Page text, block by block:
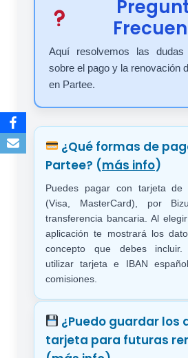
Aquí resolvemos las
sobre el pago y la renovación
en Partee.
¿Qué formas de
Partee? (más info)
Puedes pagar con tarjeta
(Visa, MasterCard), por
transferencia bancaria. Al
aplicación te mostrará los
concepto que debes incluir.
utilizar tarjeta e IBAN
comisiones.
¿Puedo guardar los
tarjeta para futuras